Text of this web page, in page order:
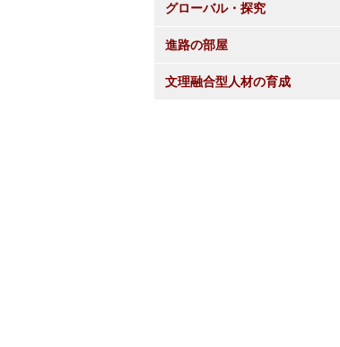
グローバル・探究
進路の部屋
文理融合型人材の育成